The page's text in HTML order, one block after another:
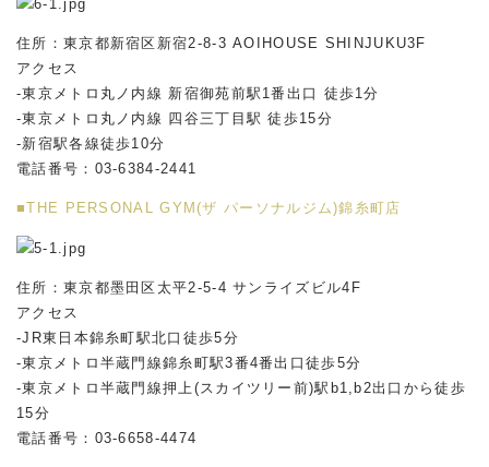
住所：東京都新宿区新宿2-8-3 AOIHOUSE SHINJUKU3F
アクセス
-東京メトロ丸ノ内線 新宿御苑前駅1番出口 徒歩1分
-東京メトロ丸ノ内線 四谷三丁目駅 徒歩15分
-新宿駅各線徒歩10分
電話番号：03-6384-2441
■THE PERSONAL GYM(ザ パーソナルジム)錦糸町店
住所：東京都墨田区太平2-5-4 サンライズビル4F
アクセス
-JR東日本錦糸町駅北口徒歩5分
-東京メトロ半蔵門線錦糸町駅3番4番出口徒歩5分
-東京メトロ半蔵門線押上(スカイツリー前)駅b1,b2出口から徒歩
15分
電話番号：03-6658-4474